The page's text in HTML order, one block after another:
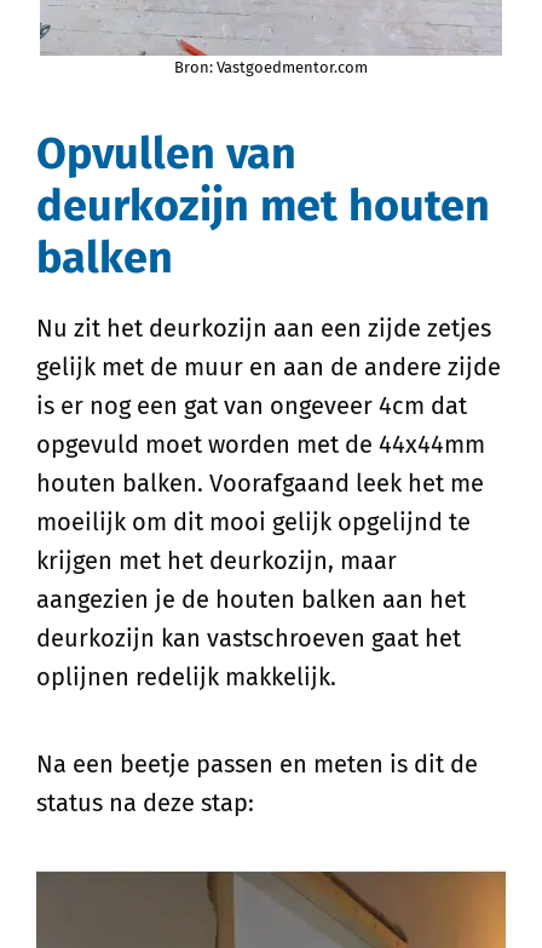
Bron: Vastgoedmentor.com
Opvullen van
deurkozijn met houten
balken
Nu zit het deurkozijn aan een zijde zetjes
gelijk met de muur en aan de andere zijde
is er nog een gat van ongeveer 4cm dat
opgevuld moet worden met de 44x44mm
houten balken. Voorafgaand leek het me
moeilijk om dit mooi gelijk opgelijnd te
krijgen met het deurkozijn, maar
aangezien je de houten balken aan het
deurkozijn kan vastschroeven gaat het
oplijnen redelijk makkelijk.
Na een beetje passen en meten is dit de
status na deze stap: